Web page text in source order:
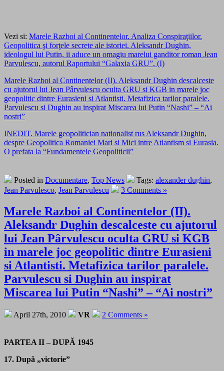
Vezi si: Marele Razboi al Continentelor. Analiza Conspiraţiilor.
Geopolitica şi forţele secrete ale istoriei. Aleksandr Dughin,
ideologul lui Putin, ii aduce un omagiu marelui ganditor roman Jean
Parvulescu, autorul Raportului “Galaxia GRU”. (I)
Marele Razboi al Continentelor (II). Aleksandr Dughin descalceste
cu ajutorul lui Jean Pârvulescu oculta GRU si KGB in marele joc
geopolitic dintre Eurasieni si Atlantisti. Metafizica tarilor paralele.
Parvulescu si Dughin au inspirat Miscarea lui Putin “Nashi” – “Ai
nostri”
INEDIT. Marele geopolitician nationalist rus Aleksandr Dughin,
despre Geopolitica Romaniei Mari si Mici intre Atlantism si Eurasia.
O prefata la “Fundamentele Geopoliticii”
Posted in Documentare, Top News Tags: alexander dughin,
Jean Parvulesco, Jean Parvulescu 3 Comments »
Marele Razboi al Continentelor (II).
Aleksandr Dughin descalceste cu ajutorul
lui Jean Pârvulescu oculta GRU si KGB
in marele joc geopolitic dintre Eurasieni
si Atlantisti. Metafizica tarilor paralele.
Parvulescu si Dughin au inspirat
Miscarea lui Putin “Nashi” – “Ai nostri”
April 27th, 2010 VR 2 Comments »
PARTEA II – DUPĂ 1945
17. După „victorie”